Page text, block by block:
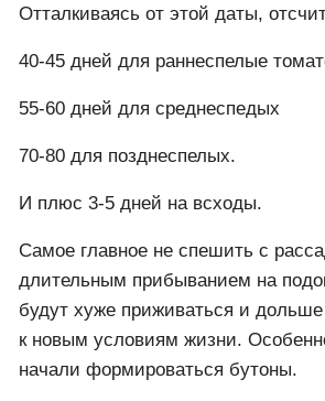
Отталкиваясь от этой даты,
40-45 дней для раннеспелые
55-60 дней для среднеспедых
70-80 для позднеспелых.
И плюс 3-5 дней на всходы.
Самое главное не спешить с
длительным прибыванием на
будут хуже приживаться и дольше
к новым условиям жизни.
начали формироваться бутоны.